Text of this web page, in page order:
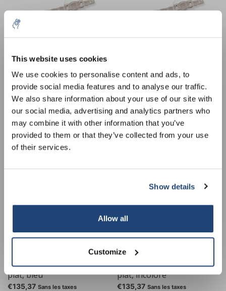
This website uses cookies
We use cookies to personalise content and ads, to
provide social media features and to analyse our traffic.
We also share information about your use of our site with
our social media, advertising and analytics partners who
may combine it with other information that you’ve
provided to them or that they’ve collected from your use
of their services.
Show details
Allow all
Customize
Bandes PCR 8 bandes de
couvercle séparées,
Couvercle plat
€314,16 Sans les taxes
Bandes PCR 8 bandes de
couvercle séparées,
Couvercle voûté
€317,86 Sans les taxes
Bandes PCR 8 Couvercle
plat, bleu
€135,37 Sans les taxes
Bandes PCR 8 Couvercle
plat, incolore
€135,37 Sans les taxes
5% off for your next order
Sign up for our newsletter to stay informed about
our new products, and receive a 10% discount on
your next purchase for all chemical products from
our own brand 😀
Your discount applies to orders above €50,00